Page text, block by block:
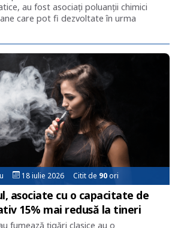
au fost asociaţi poluanţii chimici
care pot fi dezvoltate în urma
18 iulie 2026 Citit de 90ori
asociate cu o capacitate de
15% mai redusă la tineri
fumează țigări clasice au o